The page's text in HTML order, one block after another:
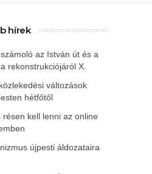
hírek
az István út és a
rekonstrukciójáról X.
változások
hétfőtől
résen kell lenni az online
újpesti áldozataira